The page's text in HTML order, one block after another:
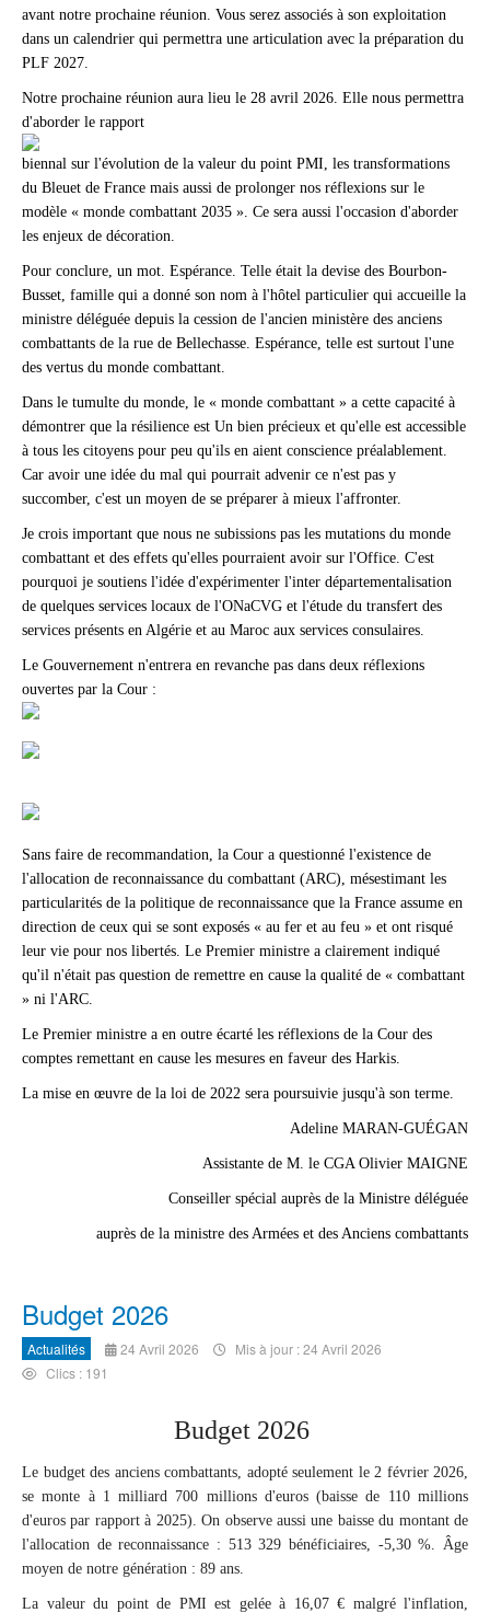
avant notre prochaine réunion. Vous serez associés à son exploitation
dans un calendrier qui permettra une articulation avec la préparation du
PLF 2027.
Notre prochaine réunion aura lieu le 28 avril 2026. Elle nous permettra
d'aborder le rapport
biennal sur l'évolution de la valeur du point PMI, les transformations
du Bleuet de France mais aussi de prolonger nos réflexions sur le
modèle « monde combattant 2035 ». Ce sera aussi l'occasion d'aborder
les enjeux de décoration.
Pour conclure, un mot. Espérance. Telle était la devise des Bourbon-
Busset, famille qui a donné son nom à l'hôtel particulier qui accueille la
ministre déléguée depuis la cession de l'ancien ministère des anciens
combattants de la rue de Bellechasse. Espérance, telle est surtout l'une
des vertus du monde combattant.
Dans le tumulte du monde, le « monde combattant » a cette capacité à
démontrer que la résilience est Un bien précieux et qu'elle est accessible
à tous les citoyens pour peu qu'ils en aient conscience préalablement.
Car avoir une idée du mal qui pourrait advenir ce n'est pas y
succomber, c'est un moyen de se préparer à mieux l'affronter.
Je crois important que nous ne subissions pas les mutations du monde
combattant et des effets qu'elles pourraient avoir sur l'Office. C'est
pourquoi je soutiens l'idée d'expérimenter l'inter départementalisation
de quelques services locaux de l'ONaCVG et l'étude du transfert des
services présents en Algérie et au Maroc aux services consulaires.
Le Gouvernement n'entrera en revanche pas dans deux réflexions
ouvertes par la Cour :
Sans faire de recommandation, la Cour a questionné l'existence de
l'allocation de reconnaissance du combattant (ARC), mésestimant les
particularités de la politique de reconnaissance que la France assume en
direction de ceux qui se sont exposés « au fer et au feu » et ont risqué
leur vie pour nos libertés. Le Premier ministre a clairement indiqué
qu'il n'était pas question de remettre en cause la qualité de « combattant
» ni l'ARC.
Le Premier ministre a en outre écarté les réflexions de la Cour des
comptes remettant en cause les mesures en faveur des Harkis.
La mise en œuvre de la loi de 2022 sera poursuivie jusqu'à son terme.
Adeline MARAN-GUÉGAN
Assistante de M. le CGA Olivier MAIGNE
Conseiller spécial auprès de la Ministre déléguée
auprès de la ministre des Armées et des Anciens combattants
Budget 2026
Actualités 24 Avril 2026
Mis à jour : 24 Avril 2026
Clics : 191
Budget 2026
Le budget des anciens combattants, adopté seulement le 2 février 2026,
se monte à 1 milliard 700 millions d'euros (baisse de 110 millions
d'euros par rapport à 2025). On observe aussi une baisse du montant de
l'allocation de reconnaissance : 513 329 bénéficiaires, -5,30 %. Âge
moyen de notre génération : 89 ans.
La valeur du point de PMI est gelée à 16,07 € malgré l'inflation,